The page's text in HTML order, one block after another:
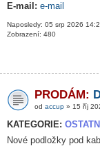
E-mail: e-mail
Naposledy: 05 srp 2026
Zobrazení: 480
PRODÁM:
od accup » 15 říj
KATEGORIE: OSTATNÍ
Nové podložky pod